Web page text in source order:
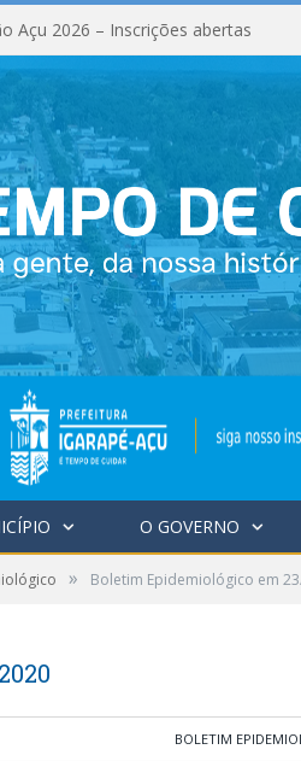
Açu 2026 – Inscrições abertas
O GOVERNO
» Boletim Epidemiológico em
BOLETIM